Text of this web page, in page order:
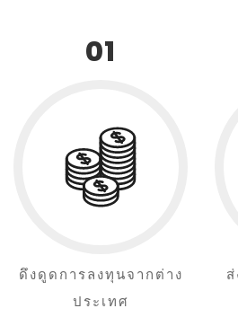
01
ดึงดูดการลงทุนจากต่าง
ประเทศ